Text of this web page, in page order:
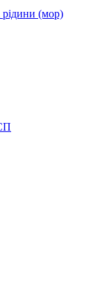
(мор)